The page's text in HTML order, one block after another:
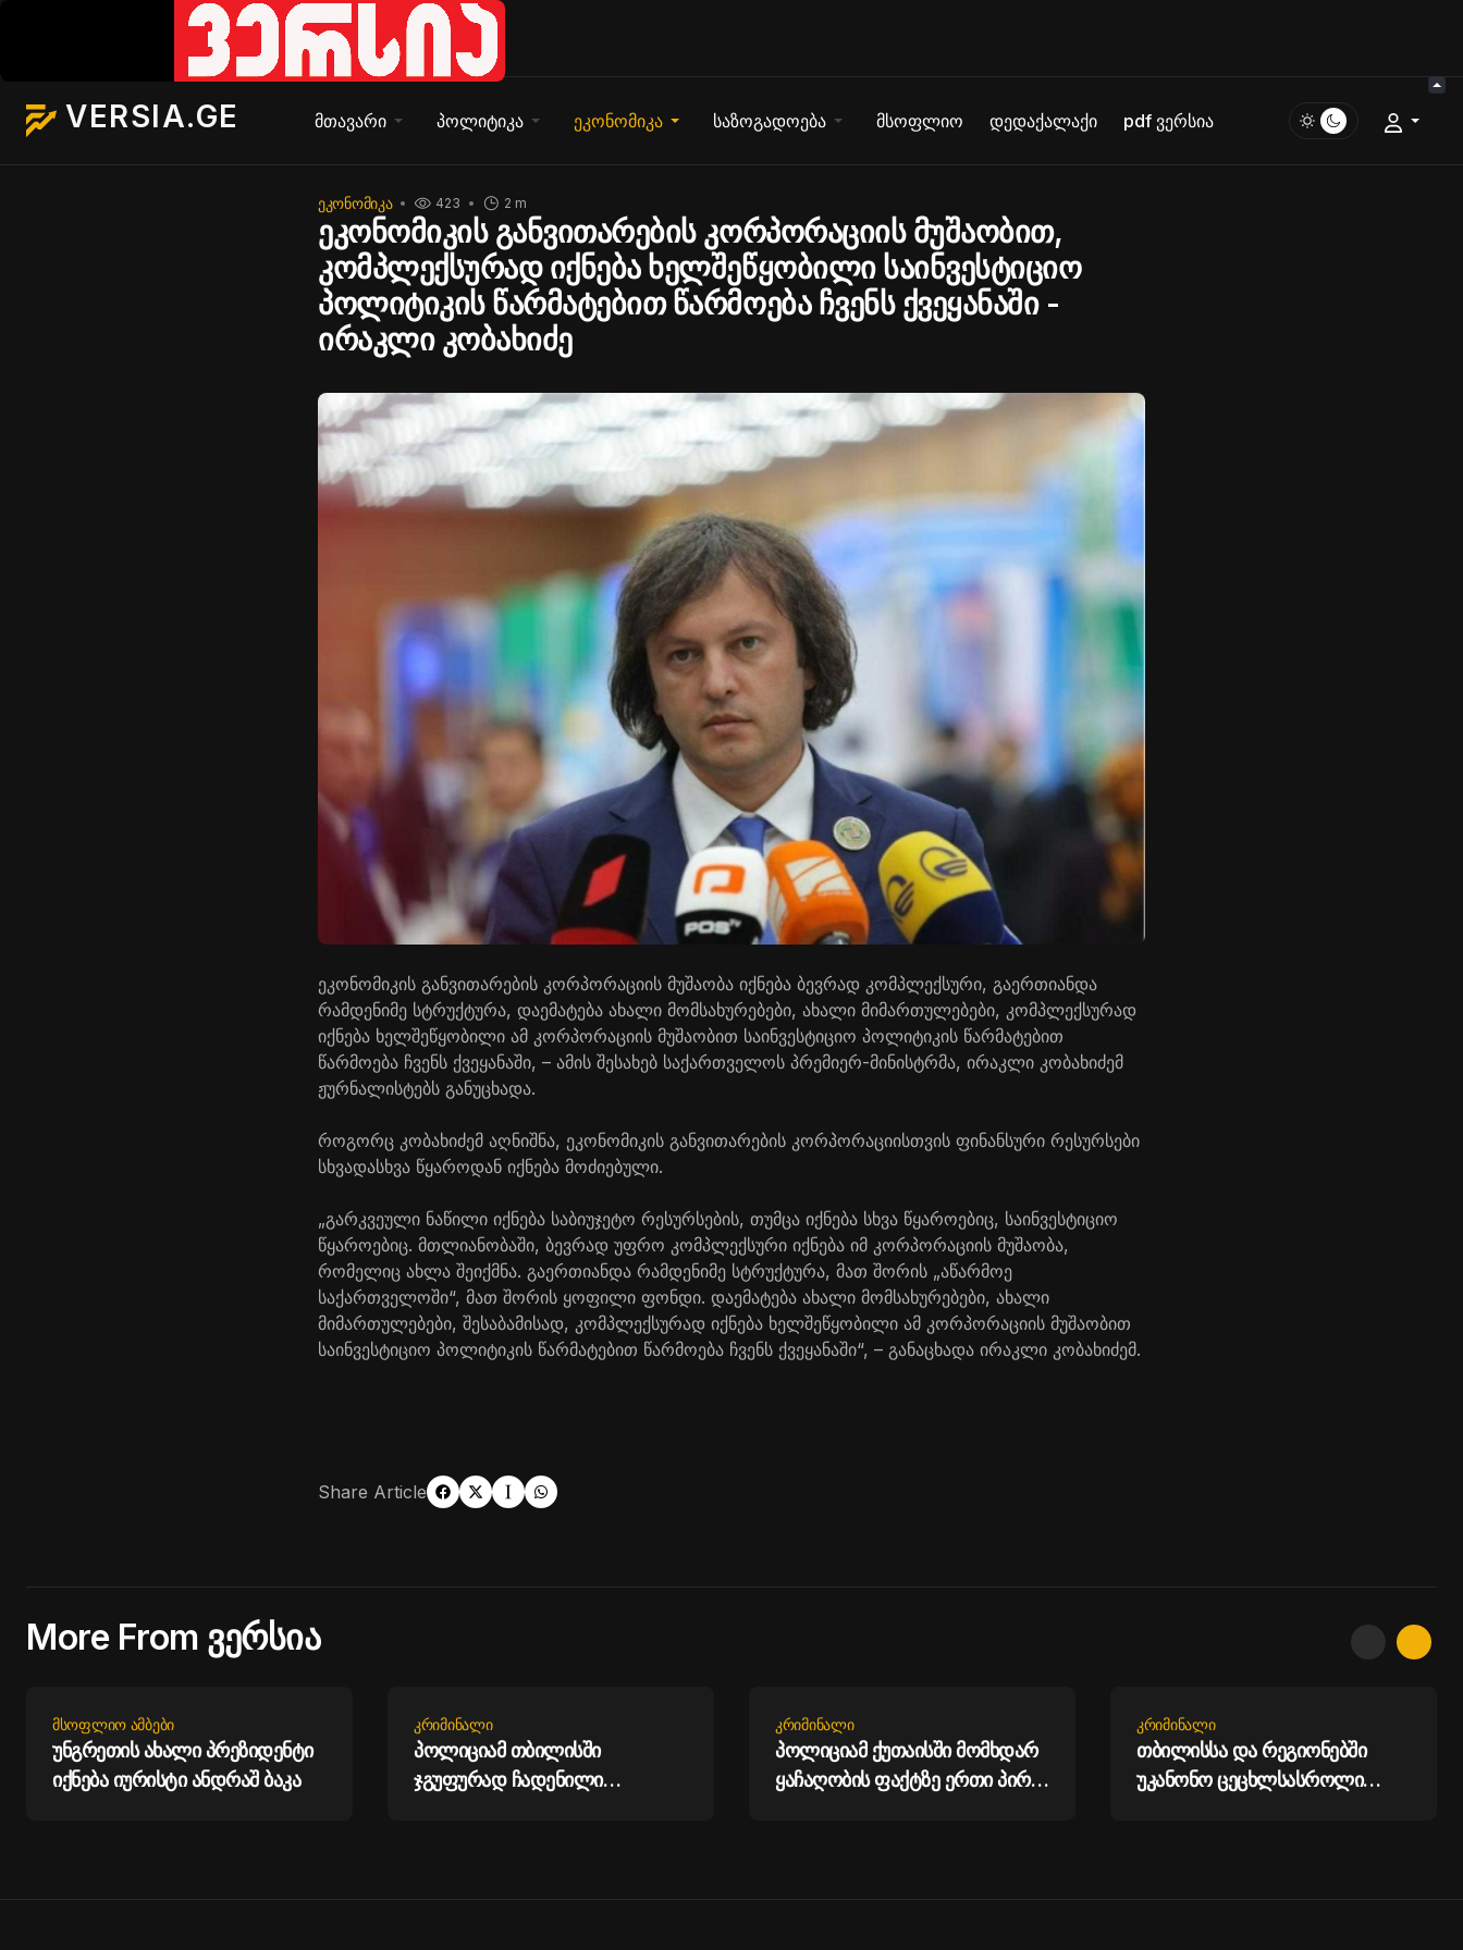
VERSIA.GE მთავარი პოლიტიკა ეკონომიკა საზოგადოება მსოფლიო დედაქალაქი pdf ვერსია
ᲔᲙᲝᲜᲝᲛᲘᲙᲐ 2 m
423
ეკონომიკის განვითარების კორპორაციის მუშაობით,
კომპლექსურად იქნება ხელშეწყობილი საინვესტიციო
პოლიტიკის წარმატებით წარმოება ჩვენს ქვეყანაში -
ირაკლი კობახიძე
ეკონომიკის განვითარების კორპორაციის მუშაობა იქნება ბევრად კომპლექსური, გაერთიანდა
რამდენიმე სტრუქტურა, დაემატება ახალი მომსახურებები, ახალი მიმართულებები, კომპლექსურად
იქნება ხელშეწყობილი ამ კორპორაციის მუშაობით საინვესტიციო პოლიტიკის წარმატებით
წარმოება ჩვენს ქვეყანაში, – ამის შესახებ საქართველოს პრემიერ-მინისტრმა, ირაკლი კობახიძემ
ჟურნალისტებს განუცხადა.
როგორც კობახიძემ აღნიშნა, ეკონომიკის განვითარების კორპორაციისთვის ფინანსური რესურსები
სხვადასხვა წყაროდან იქნება მოძიებული.
„გარკვეული ნაწილი იქნება საბიუჯეტო რესურსების, თუმცა იქნება სხვა წყაროებიც, საინვესტიციო
წყაროებიც. მთლიანობაში, ბევრად უფრო კომპლექსური იქნება იმ კორპორაციის მუშაობა,
რომელიც ახლა შეიქმნა. გაერთიანდა რამდენიმე სტრუქტურა, მათ შორის „აწარმოე
საქართველოში“, მათ შორის ყოფილი ფონდი. დაემატება ახალი მომსახურებები, ახალი
მიმართულებები, შესაბამისად, კომპლექსურად იქნება ხელშეწყობილი ამ კორპორაციის მუშაობით
საინვესტიციო პოლიტიკის წარმატებით წარმოება ჩვენს ქვეყანაში“, – განაცხადა ირაკლი კობახიძემ.
Share Article
More From ვერსია
ᲛᲡᲝᲤᲚᲘᲝ ᲐᲛᲑᲔᲑᲘ
უნგრეთის ახალი პრეზიდენტი
იქნება იურისტი ანდრაშ ბაკა
ᲙᲠᲘᲛᲘᲜᲐᲚᲘ
პოლიციამ თბილისში
ჯგუფურად ჩადენილი
ᲙᲠᲘᲛᲘᲜᲐᲚᲘ
პოლიციამ ქუთაისში მომხდარ
ყაჩაღობის ფაქტზე ერთი პირი
ᲙᲠᲘᲛᲘᲜᲐᲚᲘ
თბილისსა და რეგიონებში
უკანონო ცეცხლსასროლი